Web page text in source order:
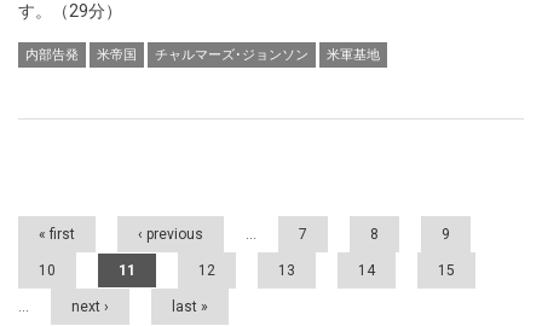
す。（29分）
内部告発 米帝国 チャルマーズ･ジョンソン 米軍基地
Pages
« first ‹ previous … 7 8 9
10 11 12 13 14 15
… next › last »